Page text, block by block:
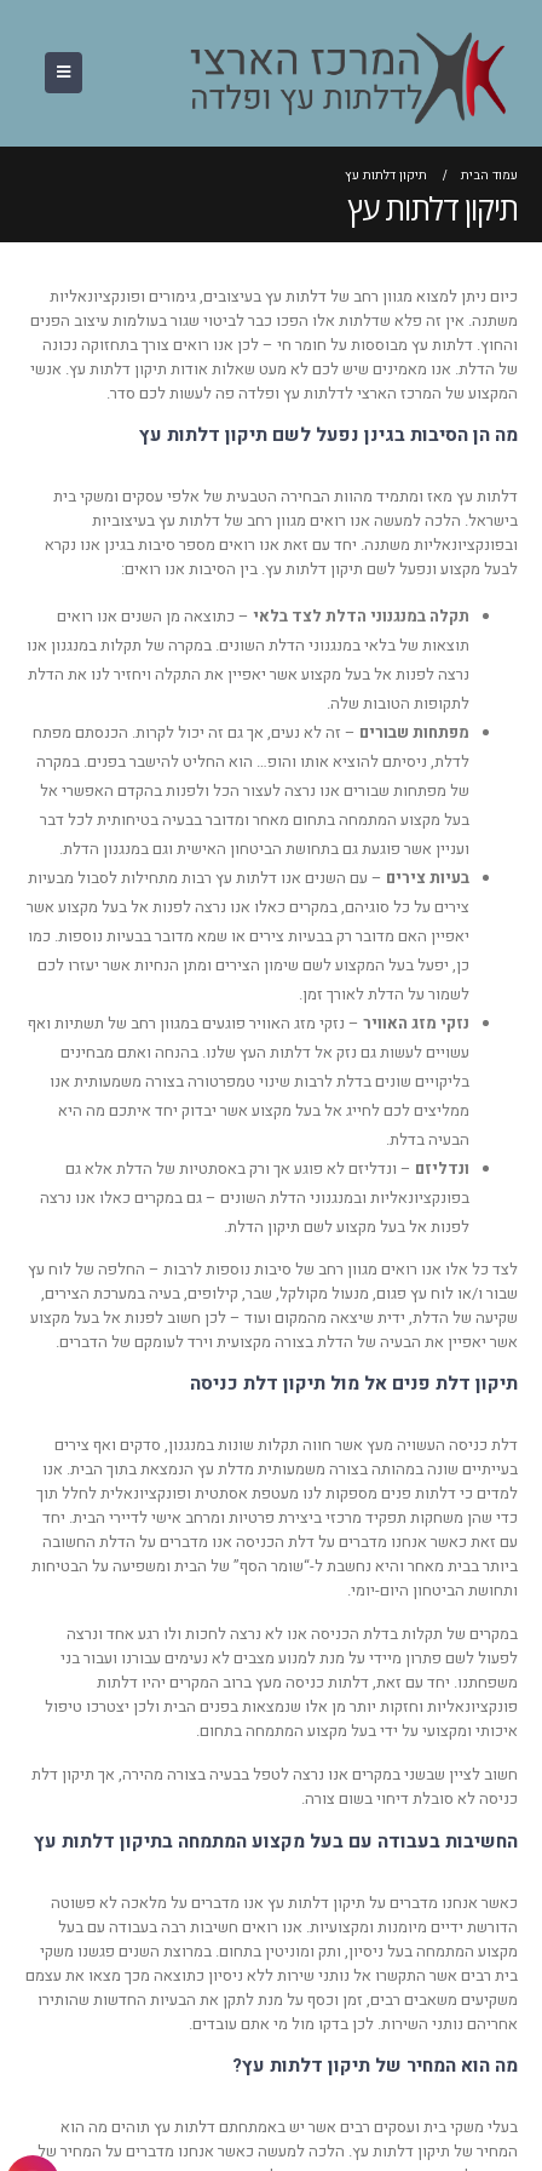
עמוד הבית תיקון דלתות עץ
תיקון דלתות עץ
כיום ניתן למצוא מגוון רחב של דלתות עץ בעיצובים, גימורים ופונקציונאליות
משתנה. אין זה פלא שדלתות אלו הפכו כבר לביטוי שגור בעולמות עיצוב הפנים
והחוץ. דלתות עץ מבוססות על חומר חי – לכן אנו רואים צורך בתחזוקה נכונה
של הדלת. אנו מאמינים שיש לכם לא מעט שאלות אודות תיקון דלתות עץ. אנשי
המקצוע של המרכז הארצי לדלתות עץ ופלדה פה לעשות לכם סדר.
מה הן הסיבות בגינן נפעל לשם תיקון דלתות עץ
דלתות עץ מאז ומתמיד מהוות הבחירה הטבעית של אלפי עסקים ומשקי בית
בישראל. הלכה למעשה אנו רואים מגוון רחב של דלתות עץ בעיצוביות
ובפונקציונאליות משתנה. יחד עם זאת אנו רואים מספר סיבות בגינן אנו נקרא
לבעל מקצוע ונפעל לשם תיקון דלתות עץ. בין הסיבות אנו רואים:
תקלה במנגנוני הדלת לצד בלאי – כתוצאה מן השנים אנו רואים
תוצאות של בלאי במנגנוני הדלת השונים. במקרה של תקלות במנגנון אנו
נרצה לפנות אל בעל מקצוע אשר יאפיין את התקלה ויחזיר לנו את הדלת
לתקופות הטובות שלה.
מפתחות שבורים – זה לא נעים, אך גם זה יכול לקרות. הכנסתם מפתח
לדלת, ניסיתם להוציא אותו והופ… הוא החליט להישבר בפנים. במקרה
של מפתחות שבורים אנו נרצה לעצור הכל ולפנות בהקדם האפשרי אל
בעל מקצוע המתמחה בתחום מאחר ומדובר בבעיה בטיחותית לכל דבר
ועניין אשר פוגעת גם בתחושת הביטחון האישית וגם במנגנון הדלת.
בעיות צירים – עם השנים אנו דלתות עץ רבות מתחילות לסבול מבעיות
צירים על כל סוגיהם, במקרים כאלו אנו נרצה לפנות אל בעל מקצוע אשר
יאפיין האם מדובר רק בבעיות צירים או שמא מדובר בבעיות נוספות. כמו
כן, יפעל בעל המקצוע לשם שימון הצירים ומתן הנחיות אשר יעזרו לכם
לשמור על הדלת לאורך זמן.
נזקי מזג האוויר – נזקי מזג האוויר פוגעים במגוון רחב של תשתיות ואף
עשויים לעשות גם נזק אל דלתות העץ שלנו. בהנחה ואתם מבחינים
בליקויים שונים בדלת לרבות שינוי טמפרטורה בצורה משמעותית אנו
ממליצים לכם לחייג אל בעל מקצוע אשר יבדוק יחד איתכם מה היא
הבעיה בדלת.
ונדליזם – ונדליזם לא פוגע אך ורק באסתטיות של הדלת אלא גם
בפונקציונאליות ובמנגנוני הדלת השונים – גם במקרים כאלו אנו נרצה
לפנות אל בעל מקצוע לשם תיקון הדלת.
לצד כל אלו אנו רואים מגוון רחב של סיבות נוספות לרבות – החלפה של לוח עץ
שבור ו/או לוח עץ פגום, מנעול מקולקל, שבר, קילופים, בעיה במערכת הצירים,
שקיעה של הדלת, ידית שיצאה מהמקום ועוד – לכן חשוב לפנות אל בעל מקצוע
אשר יאפיין את הבעיה של הדלת בצורה מקצועית וירד לעומקם של הדברים.
תיקון דלת פנים אל מול תיקון דלת כניסה
דלת כניסה העשויה מעץ אשר חווה תקלות שונות במנגנון, סדקים ואף צירים
בעייתיים שונה במהותה בצורה משמעותית מדלת עץ הנמצאת בתוך הבית. אנו
למדים כי דלתות פנים מספקות לנו מעטפת אסתטית ופונקציונאלית לחלל תוך
כדי שהן משחקות תפקיד מרכזי ביצירת פרטיות ומרחב אישי לדיירי הבית. יחד
עם זאת כאשר אנחנו מדברים על דלת הכניסה אנו מדברים על הדלת החשובה
ביותר בבית מאחר והיא נחשבת ל-“שומר הסף” של הבית ומשפיעה על הבטיחות
ותחושת הביטחון היום-יומי.
במקרים של תקלות בדלת הכניסה אנו לא נרצה לחכות ולו רגע אחד ונרצה
לפעול לשם פתרון מיידי על מנת למנוע מצבים לא נעימים עבורנו ועבור בני
משפחתנו. יחד עם זאת, דלתות כניסה מעץ ברוב המקרים יהיו דלתות
פונקציונאליות וחזקות יותר מן אלו שנמצאות בפנים הבית ולכן יצטרכו טיפול
איכותי ומקצועי על ידי בעל מקצוע המתמחה בתחום.
חשוב לציין שבשני במקרים אנו נרצה לטפל בבעיה בצורה מהירה, אך תיקון דלת
כניסה לא סובלת דיחוי בשום צורה.
החשיבות בעבודה עם בעל מקצוע המתמחה בתיקון דלתות עץ
כאשר אנחנו מדברים על תיקון דלתות עץ אנו מדברים על מלאכה לא פשוטה
הדורשת ידיים מיומנות ומקצועיות. אנו רואים חשיבות רבה בעבודה עם בעל
מקצוע המתמחה בעל ניסיון, ותק ומוניטין בתחום. במרוצת השנים פגשנו משקי
בית רבים אשר התקשרו אל נותני שירות ללא ניסיון כתוצאה מכך מצאו את עצמם
משקיעים משאבים רבים, זמן וכסף על מנת לתקן את הבעיות החדשות שהותירו
אחריהם נותני השירות. לכן בדקו מול מי אתם עובדים.
מה הוא המחיר של תיקון דלתות עץ?
בעלי משקי בית ועסקים רבים אשר יש באמתחתם דלתות עץ תוהים מה הוא
המחיר של תיקון דלתות עץ. הלכה למעשה כאשר אנחנו מדברים על המחיר של